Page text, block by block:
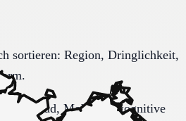
sortieren: Region, Dringlichkeit,
Mobilität, kognitive